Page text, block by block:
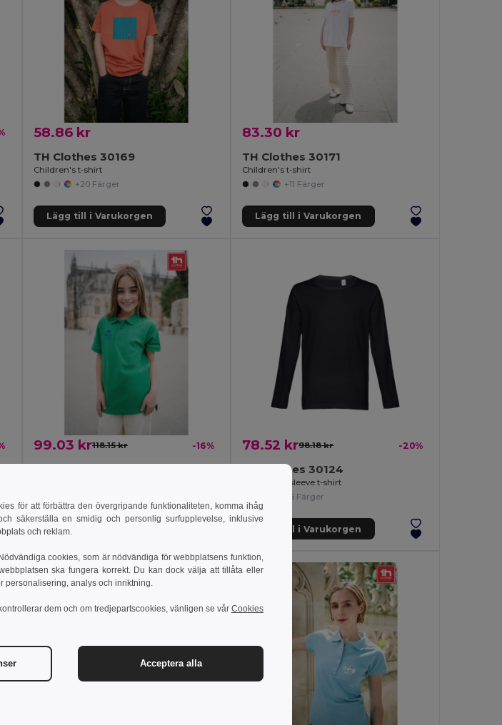
58.86 kr
TH Clothes 30169
Children's t-shirt
+20 Färger
Lägg till i Varukorgen
83.30 kr
TH Clothes 30171
Children's t-shirt
+11 Färger
Lägg till i Varukorgen
99.03 kr118.15 kr -16%
Lägg till i Varukorgen
78.52 kr98.18 kr -20%
TH Clothes 30124
Men's long sleeve t-shirt
+6 Färger
Lägg till i Varukorgen
för att förbättra den övergripande funktionaliteten, komma ihåg
säkerställa en smidig och personlig surfupplevelse, inklusive
och reklam.
cookies, som är nödvändiga för webbplatsens funktion,
ska fungera korrekt. Du kan dock välja att tillåta eller
personalisering, analys och inriktning.
dem och om tredjepartscookies, vänligen se vår Cookies
Acceptera alla